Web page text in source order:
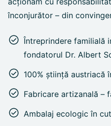
înconjurător – din
Întreprindere familială
fondatorul Dr. Albert
100% știință austriacă
Fabricare artizanală –
Ambalaj ecologic în